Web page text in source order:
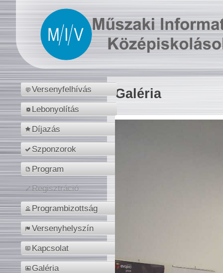
Versenyfelhívás
Lebonyolítás
Díjazás
Szponzorok
Program
Regisztráció
Programbizottság
Versenyhelyszín
Kapcsolat
Galéria
Galéria